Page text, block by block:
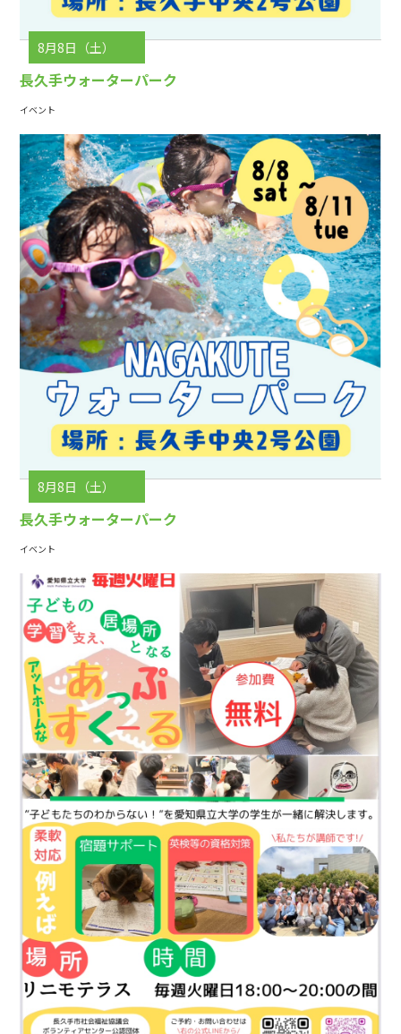
8月8日（土）
長久手ウォーターパーク
イベント
8月8日（土）
長久手ウォーターパーク
イベント